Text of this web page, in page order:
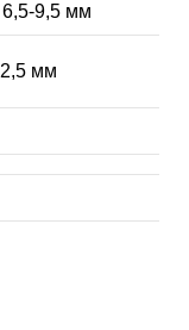
6,5-9,5 мм
мм